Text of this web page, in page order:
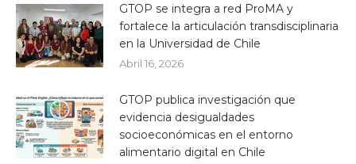
GTOP se integra a red ProMA y
fortalece la articulación transdisciplinaria
en la Universidad de Chile
Abril 16, 2026
GTOP publica investigación que
evidencia desigualdades
socioeconómicas en el entorno
alimentario digital en Chile